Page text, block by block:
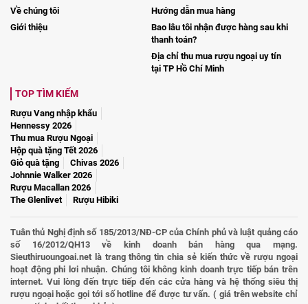
Về chúng tôi
Giới thiệu
Hướng dẫn mua hàng
Bao lâu tôi nhận được hàng sau khi
thanh toán?
Địa chỉ thu mua rượu ngoại uy tín
tại TP Hồ Chí Minh
TOP TÌM KIẾM
Rượu Vang nhập khẩu
Hennessy 2026
Thu mua Rượu Ngoại
Hộp quà tặng Tết 2026
Giỏ quà tặng
Chivas 2026
Johnnie Walker 2026
Rượu Macallan 2026
The Glenlivet
Rượu Hibiki
Tuân thủ Nghị định số 185/2013/NĐ-CP của Chính phủ và luật quảng cáo
số 16/2012/QH13 về kinh doanh bán hàng qua mạng.
Sieuthiruoungoai.net là trang thông tin chia sẻ kiến thức về rượu ngoại
hoạt động phi lơi nhuận. Chúng tôi không kinh doanh trực tiếp bán trên
internet. Vui lòng đến trực tiếp đến các cửa hàng và hệ thống siêu thị
rượu ngoại hoặc gọi tới số hotline để được tư vấn. ( giá trên website chỉ